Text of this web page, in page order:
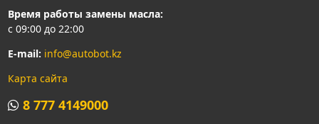
Время работы замены масла:
с 09:00 до 22:00
E-mail: info@autobot.kz
Карта сайта
8 777 4149000